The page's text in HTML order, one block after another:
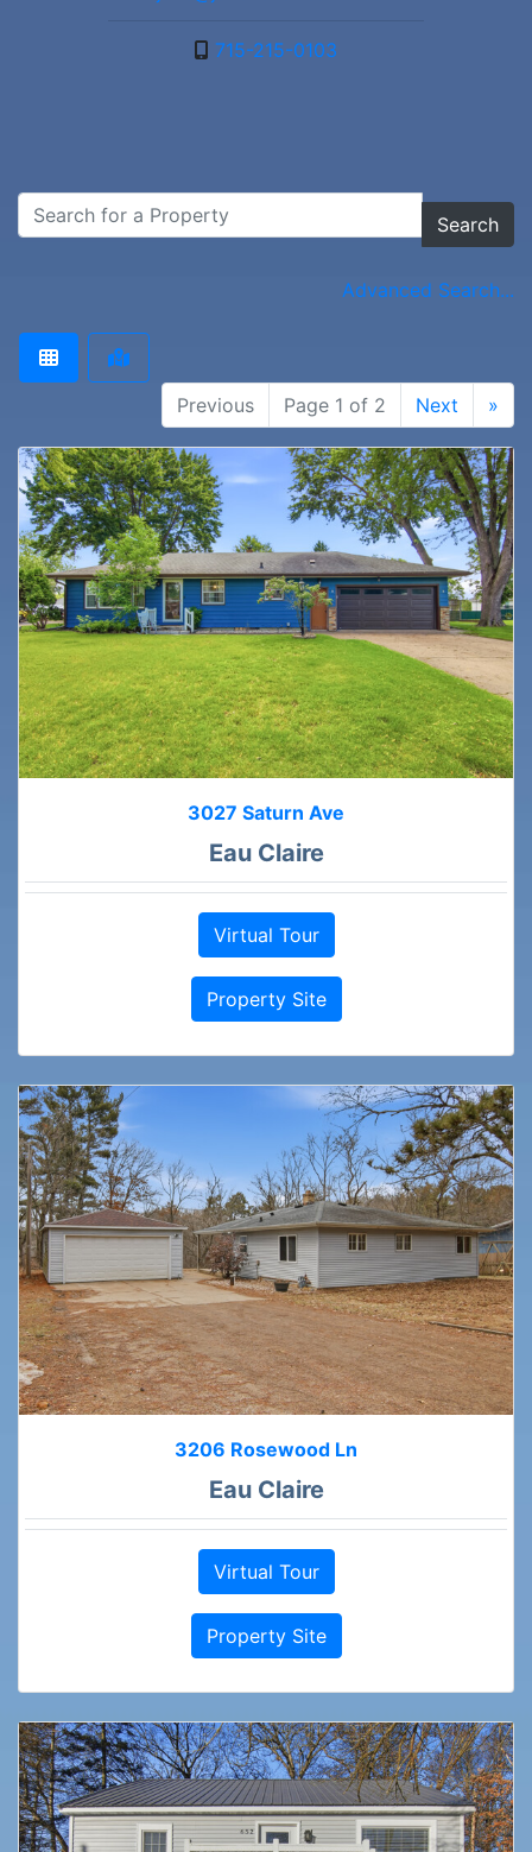
715-215-0103
Search
Advanced Search...
Previous Page 1 of 2 Next »
3027 Saturn Ave
Eau Claire
Virtual Tour
Property Site
3206 Rosewood Ln
Eau Claire
Virtual Tour
Property Site